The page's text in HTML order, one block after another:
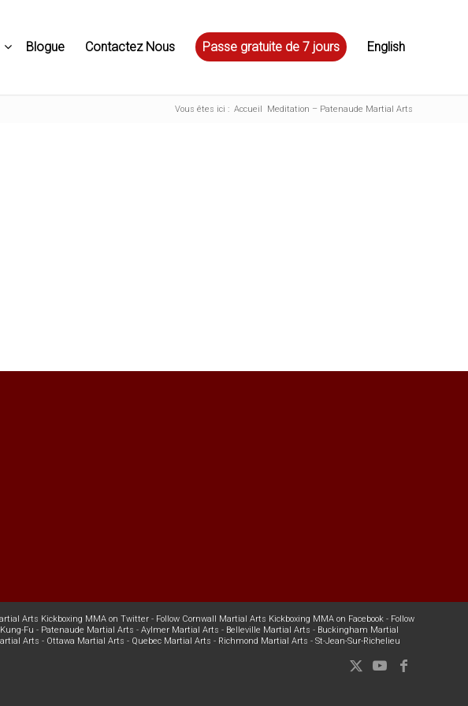
Blogue Contactez Nous Passe gratuite de 7 jours English
Vous êtes ici : Accueil Meditation – Patenaude Martial Arts
Arts Kickboxing MMA on Twitter - Follow Cornwall Martial Arts Kickboxing MMA on Facebook - Follow
Fu - Patenaude Martial Arts - Aylmer Martial Arts - Belleville Martial Arts - Buckingham Martial
Arts - Ottawa Martial Arts - Quebec Martial Arts - Richmond Martial Arts - St-Jean-Sur-Richelieu